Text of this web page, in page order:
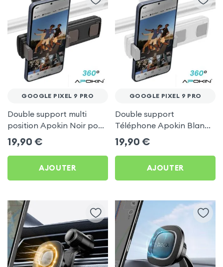
GOOGLE PIXEL 9 PRO
Double support multi
position Apokin Noir pour
Google Pixel 9 Pro
19,90 €
AJOUTER
GOOGLE PIXEL 9 PRO
Double support
Téléphone Apokin Blanc
pour Tiktok, Insta,
Snapchat, Youtube, Vlog
et Twitch
19,90 €
AJOUTER